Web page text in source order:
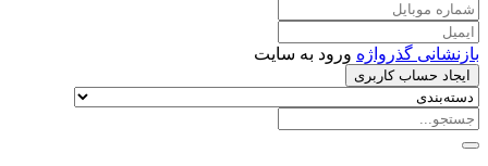
بازنشانی گذرواژه ورود به سایت
ایجاد حساب کاربری